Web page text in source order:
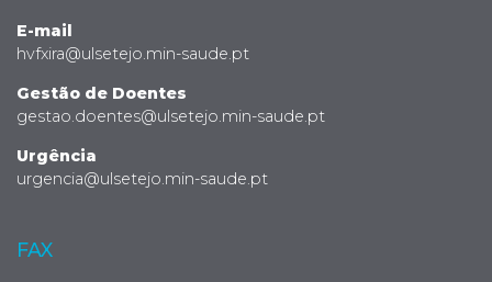
E-mail
hvfxira@ulsetejo.min-saude.pt
Gestão de Doentes
gestao.doentes@ulsetejo.min-saude.pt
Urgência
urgencia@ulsetejo.min-saude.pt
FAX